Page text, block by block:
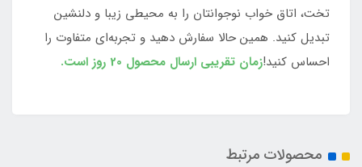
تخت، اتاق خواب نوجوانتان را به محیطی زیبا و دلنشین
تبدیل کنید. همین حالا سفارش دهید و تجربه‌ای متفاوت را
احساس کنید!زمان تقریبی ارسال محصول 20 روز است.
محصولات مرتبط